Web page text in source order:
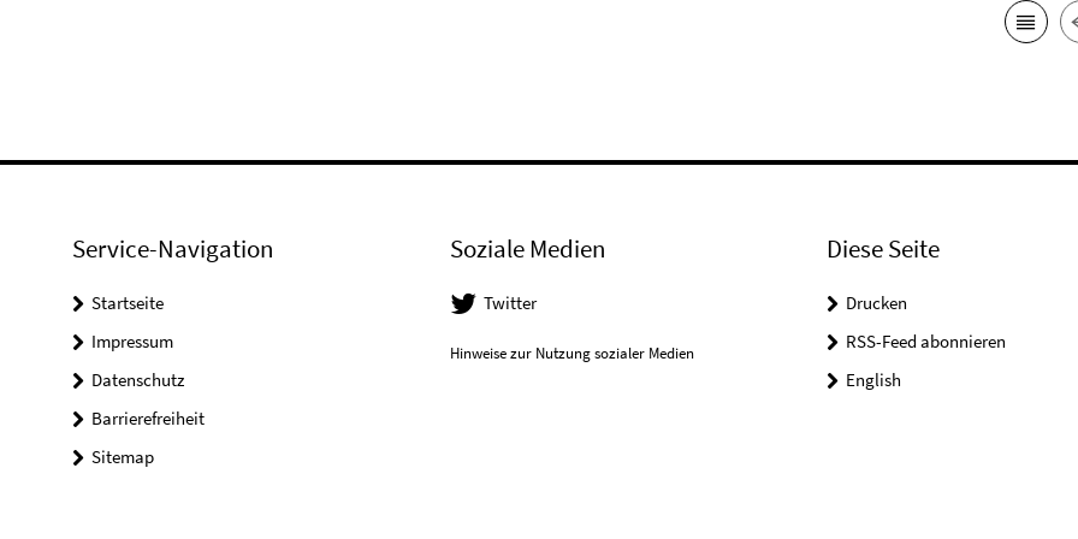
Service-Navigation
Startseite
Impressum
Datenschutz
Barrierefreiheit
Sitemap
Soziale Medien
Twitter
Hinweise zur Nutzung sozialer Medien
Diese Seite
Drucken
RSS-Feed abonnieren
English